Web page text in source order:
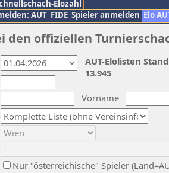
Elozahl
AUT FIDE Spieler anmelden Elo
den offiziellen
Vorname
Nur "österreichische" Spieler
AUT-Elolisten
13.945